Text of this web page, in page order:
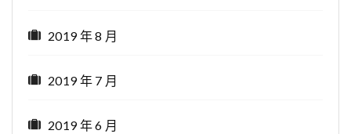
2019 年 8 月
2019 年 7 月
2019 年 6 月